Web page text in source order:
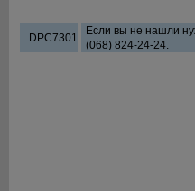
DPC7301
Если вы не нашли
(068) 824-24-24.